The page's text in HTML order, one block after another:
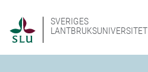
SVERIGES
LANTBRUKSUNIVERSITET